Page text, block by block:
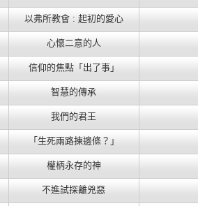
以弗所教會 : 起初的愛心
心懷二意的人
信仰的焦點「出了事」
智慧的傳承
我們的君王
「生死兩路揀邊條？」
權柄永存的神
不進試探離兇惡